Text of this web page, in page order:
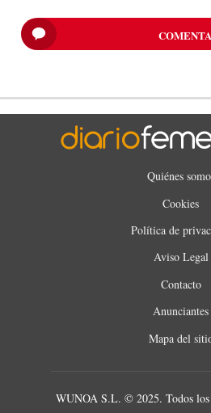
Quiénes
Cookies
Política de
Aviso Legal
Contacto
Anunciantes
Mapa del
WUNOA S.L. © 2025. Todos los